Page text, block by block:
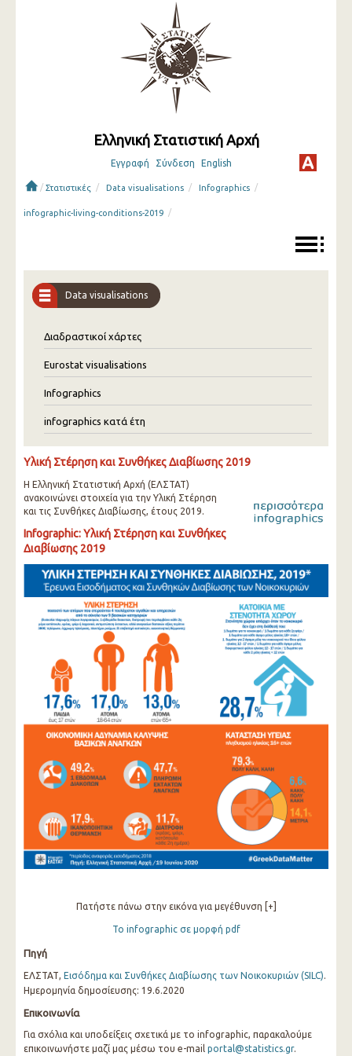
Ελληνική Στατιστική Αρχή
Εγγραφή Σύνδεση English
/ Στατιστικές / Data visualisations / Infographics /
infographic-living-conditions-2019 /
Data visualisations
Διαδραστικοί χάρτες
Eurostat visualisations
Infographics
infographics κατά έτη
Υλική Στέρηση και Συνθήκες Διαβίωσης 2019
Η Ελληνική Στατιστική Αρχή (ΕΛΣΤΑΤ)
ανακοινώνει στοιχεία για την Υλική Στέρηση
και τις Συνθήκες Διαβίωσης, έτους 2019.
Infographic: Υλική Στέρηση και Συνθήκες
Διαβίωσης 2019
Πατήστε πάνω στην εικόνα για μεγέθυνση [+]
Το infographic σε μορφή pdf
Πηγή
ΕΛΣΤΑΤ, Εισόδημα και Συνθήκες Διαβίωσης των Νοικοκυριών (SILC).
Ημερομηνία δημοσίευσης: 19.6.2020
Επικοινωνία
Για σχόλια και υποδείξεις σχετικά με το infographic, παρακαλούμε
επικοινωνήστε μαζί μας μέσω του e-mail portal@statistics.gr.